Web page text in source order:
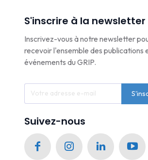
S'inscrire à la newsletter
Inscrivez-vous à notre newsletter
recevoir l'ensemble des publications
événements du GRIP.
Suivez-nous